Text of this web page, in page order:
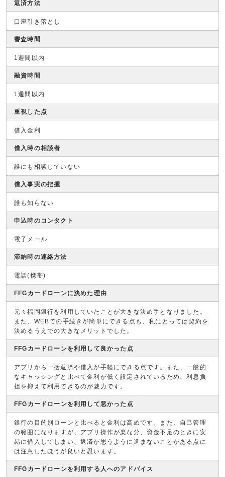
返済方法
口座引き落とし
審査時間
1週間以内
融資時間
1週間以内
重視した点
借入金利
借入時の相談者
誰にも相談していない
借入事実の把握
誰も知らない
申込時のコンタクト
電子メール
滞納時の連絡方法
電話(携帯)
FFGカードローンに決めた理由
元々福岡銀行を利用していたことが大きな決め手となりました。
また、WEBでの手続きが簡単にできる点も、私にとっては契約を
決めるうえでの大きなメリットでした。
FFGカードローンを利用して良かった点
アプリから一括返済や借入が手軽にできる点です。また、一般的
なキャッシングと比べて金利が低く設定されているため、利息負
担を抑えて利用できるのが魅力です。
FFGカードローンを利用して悪かった点
銀行の目的別ローンと比べると金利は高めです。また、自己管理
の範囲になりますが、アプリ操作が楽な分、資金不足のときに安
易に借入してしまい、返済が思うように進まないことがある点に
は注意したほうが良いと思います。
FFGカードローンを利用する人へのアドバイス